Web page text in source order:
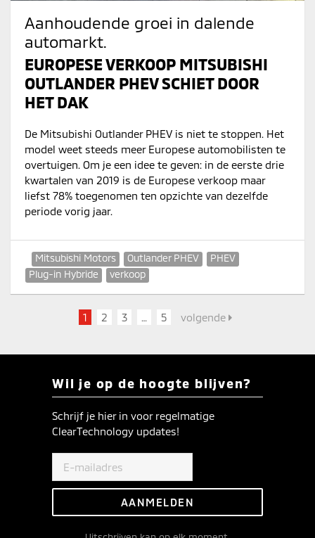
Aanhoudende groei in dalende
automarkt.
EUROPESE VERKOOP MITSUBISHI
OUTLANDER PHEV SCHIET DOOR
HET DAK
De Mitsubishi Outlander PHEV is niet te stoppen. Het
model weet steeds meer Europese automobilisten te
overtuigen. Om je een idee te geven: in de eerste drie
kwartalen van 2019 is de Europese verkoop maar
liefst 78% toegenomen ten opzichte van dezelfde
periode vorig jaar.
Mitsubishi Motors Outlander PHEV
PHEV
Plug-in Hybride
verkoop
1 2 3 … 5 volgende
Wil je op de hoogte blijven?
Schrijf je hier in voor regelmatige
ClearTechnology updates!